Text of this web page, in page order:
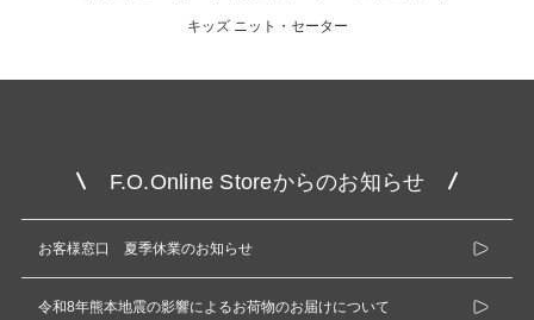
キッズ ニット・セーター
F.O.Online Storeからのお知らせ
お客様窓口 夏季休業のお知らせ
令和8年熊本地震の影響によるお荷物のお届けについて